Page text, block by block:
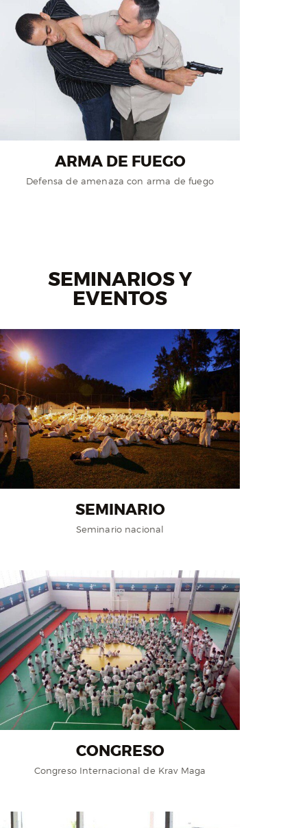
ARMA DE FUEGO
Defensa de amenaza con arma de fuego
SEMINARIOS Y
EVENTOS
SEMINARIO
Seminario nacional
CONGRESO
Congreso Internacional de Krav Maga